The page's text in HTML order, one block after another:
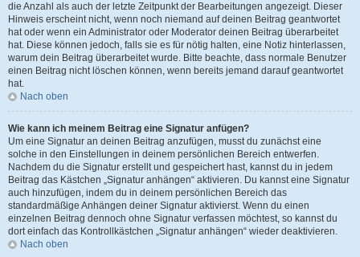
die Anzahl als auch der letzte Zeitpunkt der Bearbeitungen angezeigt. Dieser
Hinweis erscheint nicht, wenn noch niemand auf deinen Beitrag geantwortet
hat oder wenn ein Administrator oder Moderator deinen Beitrag überarbeitet
hat. Diese können jedoch, falls sie es für nötig halten, eine Notiz hinterlassen,
warum dein Beitrag überarbeitet wurde. Bitte beachte, dass normale Benutzer
einen Beitrag nicht löschen können, wenn bereits jemand darauf geantwortet
hat.
Nach oben
Wie kann ich meinem Beitrag eine Signatur anfügen?
Um eine Signatur an deinen Beitrag anzufügen, musst du zunächst eine
solche in den Einstellungen in deinem persönlichen Bereich entwerfen.
Nachdem du die Signatur erstellt und gespeichert hast, kannst du in jedem
Beitrag das Kästchen „Signatur anhängen“ aktivieren. Du kannst eine Signatur
auch hinzufügen, indem du in deinem persönlichen Bereich das
standardmäßige Anhängen deiner Signatur aktivierst. Wenn du einen
einzelnen Beitrag dennoch ohne Signatur verfassen möchtest, so kannst du
dort einfach das Kontrollkästchen „Signatur anhängen“ wieder deaktivieren.
Nach oben